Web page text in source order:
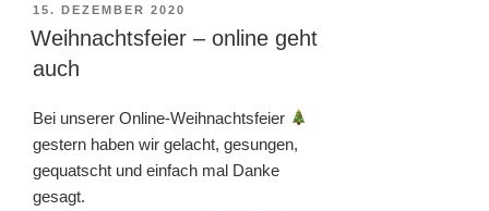
VERÖFFENTLICHT
AM
15. DEZEMBER 2020
Weihnachtsfeier – online geht
auch
Bei unserer Online-Weihnachtsfeier
gestern haben wir gelacht, gesungen,
gequatscht und einfach mal Danke
gesagt.